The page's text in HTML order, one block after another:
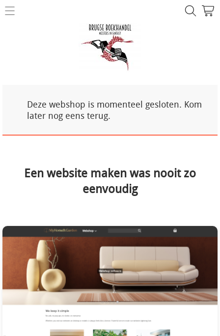
NIEUW!
Deze webshop is momenteel gesloten. Kom
later nog eens terug.
Een website maken was nooit zo
eenvoudig